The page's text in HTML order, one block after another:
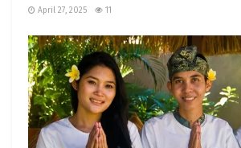
April 27, 2025 11